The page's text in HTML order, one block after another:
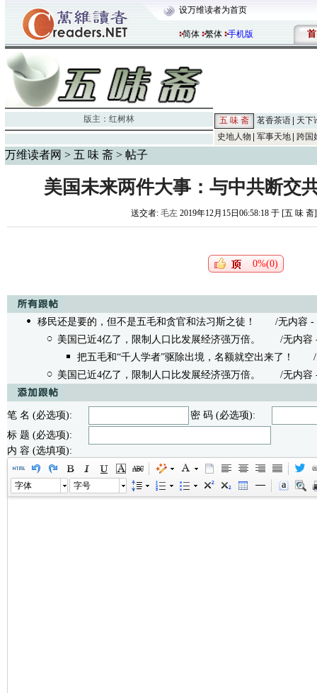
设万维读者为首页
简体 繁体 手机版 首
版主： 红树林 五 味 斋 茗香茶语
天下
史地人物
军事天地 跨国
万维读者网 > 五 味 斋 > 帖子
美国未来两件大事：与中共断交
送交者: 毛左2019年12月15日06:58:18 于 [五 味
0%(0)
移民还是要的，但不是五毛和贪官和法习斯之徒！
/无内容 -
美国已近4亿了，限制人口比发展经济强万倍。
/无内容 -
把五毛和“千人学者”驱除出境，名额就空出来了！
/无
美国已近4亿了，限制人口比发展经济强万倍。
/无内容 -
笔 名 (必选项):
密 码 (必选项):
标 题 (必选项):
内 容 (选填项):
字体 字号